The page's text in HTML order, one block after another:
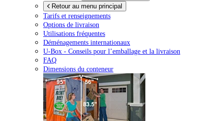
Retour au menu principal
Tarifs et renseignements
Options de livraison
Utilisations fréquentes
Déménagements internationaux
U-Box - Conseils pour l’emballage et la livraison
FAQ
Dimensions du conteneur